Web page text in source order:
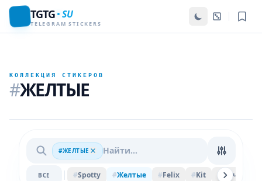
TGTG SU
TELEGRAM STICKERS
КОЛЛЕКЦИЯ СТИКЕРОВ
#ЖЕЛТЫЕ
#ЖЕЛТЫЕ
ВСЕ #Spotty #Желтые #Felix #Kit # Мяч